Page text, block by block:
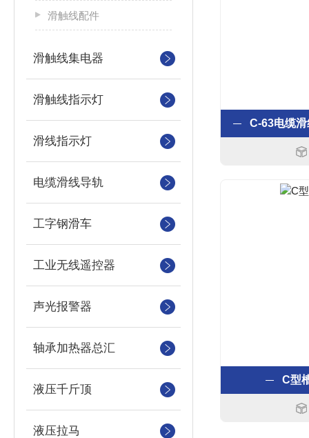
滑触线配件
滑触线集电器
滑触线指示灯
滑线指示灯
电缆滑线导轨
工字钢滑车
工业无线遥控器
声光报警器
轴承加热器总汇
液压千斤顶
液压拉马
C型